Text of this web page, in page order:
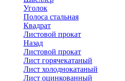
Уголок
Полоса стальная
Квадрат
Листовой прокат
Назад
Листовой прокат
Лист горячекатаный
Лист холоднокатаный
Лист оцинкованный